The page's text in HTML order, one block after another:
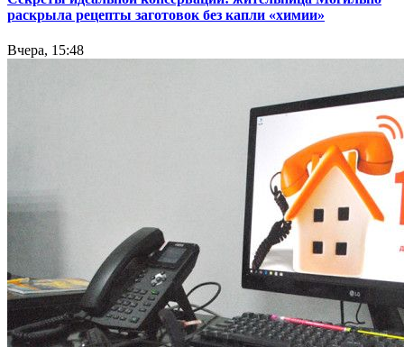
раскрыла рецепты заготовок без капли «химии»
Вчера, 15:48